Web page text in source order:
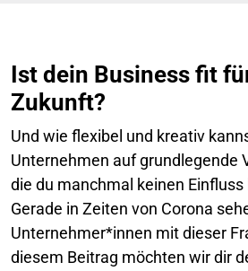
Ist dein Business fit
Zukunft?
Und wie flexibel und kreativ
Unternehmen auf grundlegende
die du manchmal keinen Einfluss
Gerade in Zeiten von Corona
Unternehmer*innen mit dieser
diesem Beitrag möchten wir dir